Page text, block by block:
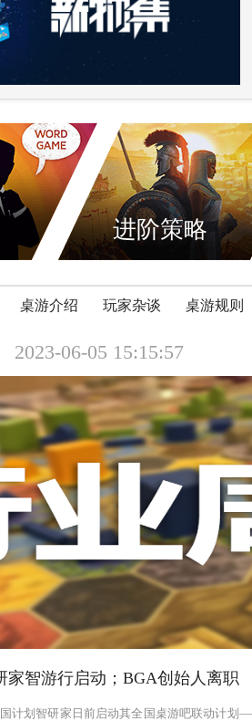
进阶策略
桌游介绍 玩家杂谈 桌游规则
2023-06-05 15:15:57
家智游行启动；BGA创始人离职
计划智研家日前启动其全国桌游吧联动计